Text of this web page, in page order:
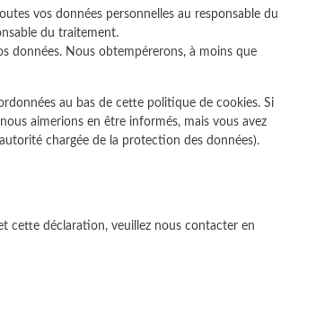
vos données personnelles au responsable du
du traitement.
données. Nous obtempérerons, à moins que
au bas de cette politique de cookies. Si
aimerions en être informés, mais vous avez
chargée de la protection des données).
cette déclaration, veuillez nous contacter en